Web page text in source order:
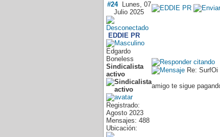
#24Lunes, 07
Julio 2025
EDDIE PR
Edgardo
Boneless
Sindicalista
activo
Registrado:
Agosto 2023
Mensajes: 488
Ubicación:
Re:
amigo te sigue